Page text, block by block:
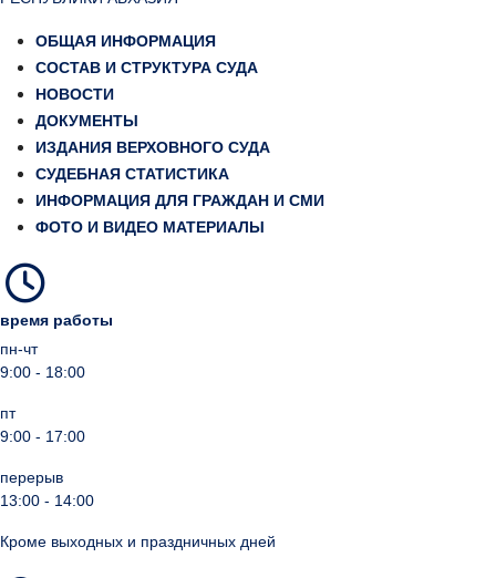
ОБЩАЯ ИНФОРМАЦИЯ
СОСТАВ И СТРУКТУРА СУДА
НОВОСТИ
ДОКУМЕНТЫ
ИЗДАНИЯ ВЕРХОВНОГО СУДА
СУДЕБНАЯ СТАТИСТИКА
ИНФОРМАЦИЯ ДЛЯ ГРАЖДАН И СМИ
ФОТО И ВИДЕО МАТЕРИАЛЫ
время работы
пн-чт
9:00 - 18:00
пт
9:00 - 17:00
перерыв
13:00 - 14:00
Кроме выходных и праздничных дней